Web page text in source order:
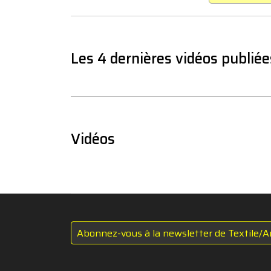
Les 4 dernières vidéos
Vidéos
Abonnez-vous à la newsletter de Textile/